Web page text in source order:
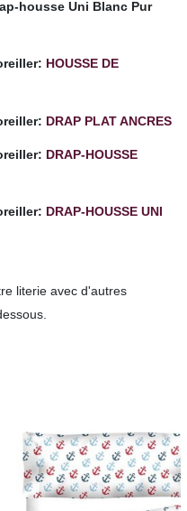
housse Uni Blanc Pur
HOUSSE DE
: DRAP PLAT ANCRES
: DRAP-HOUSSE
: DRAP-HOUSSE UNI
literie avec d'autres